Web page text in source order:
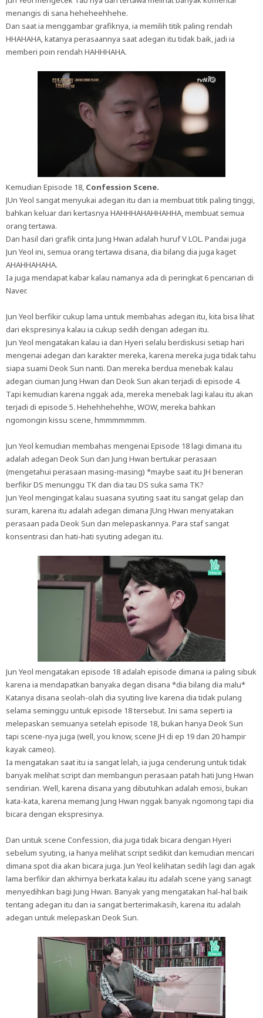
menangis di sana heheheehhehe.
Dan saat ia menggambar grafiknya, ia memilih titik paling rendah
HHAHAHA, katanya perasaannya saat adegan itu tidak baik, jadi ia
memberi poin rendah HAHHHAHA.
Kemudian Episode 18, Confession Scene.
JUn Yeol sangat menyukai adegan itu dan ia membuat titik paling tinggi,
bahkan keluar dari kertasnya HAHHHAHAHHAHHA, membuat semua
orang tertawa.
Dan hasil dari grafik cinta Jung Hwan adalah huruf V LOL. Pandai juga
Jun Yeol ini, semua orang tertawa disana, dia bilang dia juga kaget
AHAHHAHAHA.
Ia juga mendapat kabar kalau namanya ada di peringkat 6 pencarian di
Naver.
Jun Yeol berfikir cukup lama untuk membahas adegan itu, kita bisa lihat
dari ekspresinya kalau ia cukup sedih dengan adegan itu.
Jun Yeol mengatakan kalau ia dan Hyeri selalu berdiskusi setiap hari
mengenai adegan dan karakter mereka, karena mereka juga tidak tahu
siapa suami Deok Sun nanti. Dan mereka berdua menebak kalau
adegan ciuman Jung Hwan dan Deok Sun akan terjadi di episode 4.
Tapi kemudian karena nggak ada, mereka menebak lagi kalau itu akan
terjadi di episode 5. Hehehhehehhe, WOW, mereka bahkan
ngomongin kissu scene, hmmmmmmm.
Jun Yeol kemudian membahas mengenai Episode 18 lagi dimana itu
adalah adegan Deok Sun dan Jung Hwan bertukar perasaan
(mengetahui perasaan masing-masing) *maybe saat itu JH beneran
berfikir DS menunggu TK dan dia tau DS suka sama TK?
Jun Yeol mengingat kalau suasana syuting saat itu sangat gelap dan
suram, karena itu adalah adegan dimana JUng Hwan menyatakan
perasaan pada Deok Sun dan melepaskannya. Para staf sangat
konsentrasi dan hati-hati syuting adegan itu.
Jun Yeol mengatakan episode 18 adalah episode dimana ia paling sibuk
karena ia mendapatkan banyaka degan disana *dia bilang dia malu*
Katanya disana seolah-olah dia syuting live karena dia tidak pulang
selama seminggu untuk episode 18 tersebut. Ini sama seperti ia
melepaskan semuanya setelah episode 18, bukan hanya Deok Sun
tapi scene-nya juga (well, you know, scene JH di ep 19 dan 20 hampir
kayak cameo).
Ia mengatakan saat itu ia sangat lelah, ia juga cenderung untuk tidak
banyak melihat script dan membangun perasaan patah hati Jung Hwan
sendirian. Well, karena disana yang dibutuhkan adalah emosi, bukan
kata-kata, karena memang Jung Hwan nggak banyak ngomong tapi dia
bicara dengan ekspresinya.
Dan untuk scene Confession, dia juga tidak bicara dengan Hyeri
sebelum syuting, ia hanya melihat script sedikit dan kemudian mencari
dimana spot dia akan bicara juga. Jun Yeol kelihatan sedih lagi dan agak
lama berfikir dan akhirnya berkata kalau itu adalah scene yang sanagt
menyedihkan bagi Jung Hwan. Banyak yang mengatakan hal-hal baik
tentang adegan itu dan ia sangat berterimakasih, karena itu adalah
adegan untuk melepaskan Deok Sun.